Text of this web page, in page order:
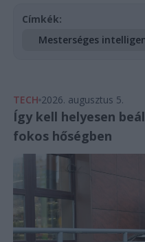
Címkék:
Mesterséges
TECH 2026. augusztus 5.
Így kell helyesen
fokos hőségben